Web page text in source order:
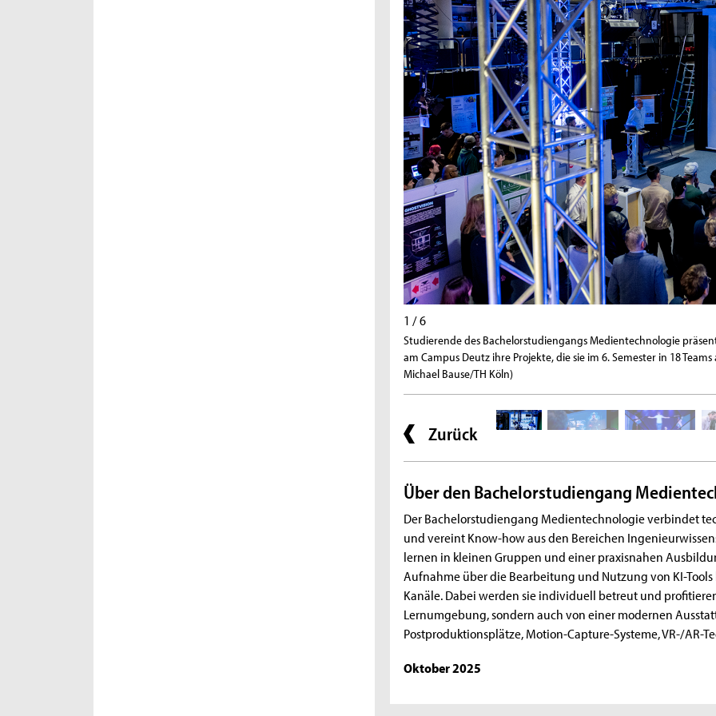
1 / 6
Studierende des Bachelorstudiengangs Medientechnologie
am Campus Deutz ihre Projekte, die sie im 6. Semester in 18
Michael Bause/TH Köln)
Zurück
Über den Bachelorstudiengang
Der Bachelorstudiengang Medientechnologie verbindet
und vereint Know-how aus den Bereichen
lernen in kleinen Gruppen und einer praxisnahen
Aufnahme über die Bearbeitung und Nutzung von KI-
Kanäle. Dabei werden sie individuell betreut und
Lernumgebung, sondern auch von einer modernen
Postproduktionsplätze, Motion-Capture-Systeme, VR-/AR-
Oktober 2025